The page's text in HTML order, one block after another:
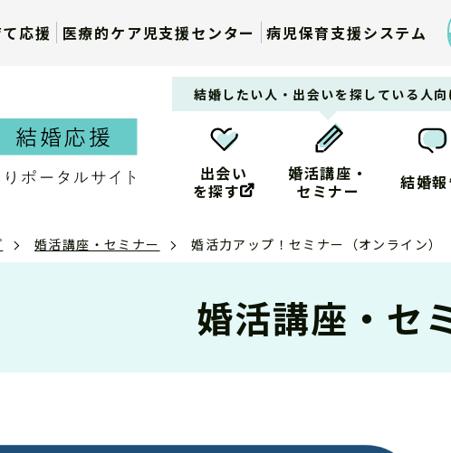
応援 医療的ケア児支援センター 病児保育支援システム
結婚したい人・出会いを探している人向
出会い
を探す
婚活講座・
セミナー
結婚報
婚活講座・セミナー 婚活力アップ！セミナー（オンライン）
婚活講座・セ